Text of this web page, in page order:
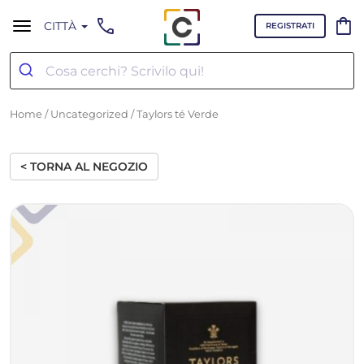
CITTÀ call REGISTRATI shopping_bag
Home / Uncategorized / Taylors té Verde
< TORNA AL NEGOZIO